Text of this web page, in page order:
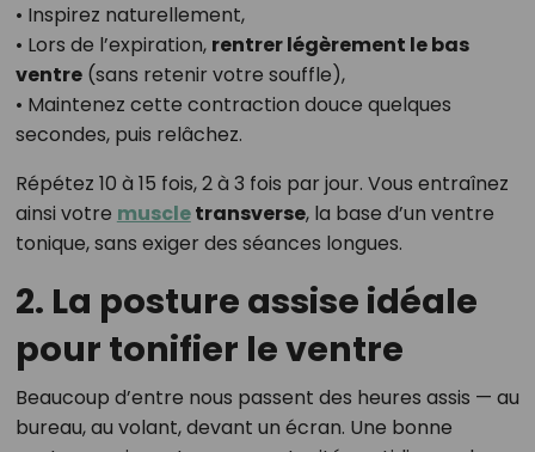
• Inspirez naturellement,
• Lors de l’expiration, rentrer légèrement le bas
ventre(sans retenir votre souffle),
• Maintenez cette contraction douce quelques
secondes, puis relâchez.
Répétez 10 à 15 fois, 2 à 3 fois par jour. Vous entraînez
ainsi votre muscletransverse, la base d’un ventre
tonique, sans exiger des séances longues.
2. La posture assise idéale
pour tonifier le ventre
Beaucoup d’entre nous passent des heures assis — au
bureau, au volant, devant un écran. Une bonne